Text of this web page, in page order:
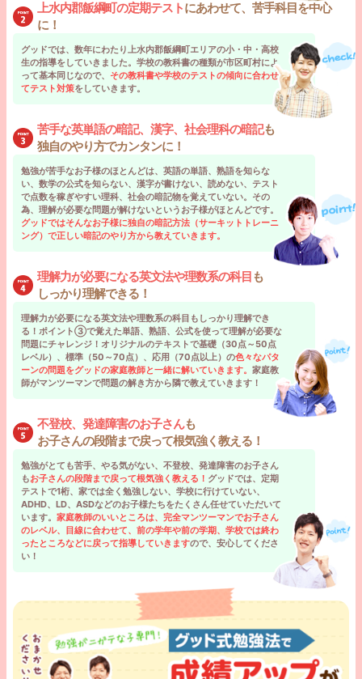
上水内郡飯綱町の定期テストにあわせて、苦手科目を中心
に！
グッドでは、数年にわたり上水内郡飯綱町エリアの小・中・高校
生の指導をしていきました。学校の教科書の種類が市区町村によ
って基本同じなので、 その教科書や学校のテストの傾向に合わせ
てテスト対策をしていきます。
苦手な英単語の暗記、漢字、社会理科の暗記も
独自のやり方でカンタンに！
勉強が苦手なお子様のほとんどは、英語の単語、熟語を知らな
い、数学の公式を知らない、漢字が書けない、読めない、テスト
で点数を稼ぎやすい理科、社会の暗記物を覚えていない。その
為、理解が必要な問題が解けないというお子様がほとんどです。
グッドではそんなお子様に独自の暗記方法（サーキットトレーニ
ング）で正しい暗記のやり方から教えていきます。
理解力が必要になる英文法や理数系の科目 も
しっかり理解できる！
理解力が必要になる英文法や理数系の科目もしっかり理解でき
る！ポイント③で覚えた単語、熟語、公式を使って理解が必要な
問題にチャレンジ！オリジナルのテキストで基礎（30点～50点
レベル）、標準（50～70点）、応用（70点以上）の色々なパタ
ーンの問題をグッドの家庭教師と一緒に解いていきます。 家庭教
師がマンツーマンで問題の解き方から隣で教えていきます！
不登校、発達障害のお子さんも
お子さんの段階まで戻って根気強く教える！
勉強がとても苦手、やる気がない、不登校、発達障害のお子さん
もお子さんの段階まで戻って根気強く教える！ グッドでは、定期
テストで1桁、家では全く勉強しない、学校に行けていない、
ADHD、LD、ASDなどのお子様たちをたくさん任せていただいて
います。 家庭教師のいいところは、完全マンツーマンでお子さん
のレベル、目線に合わせて、前の学年や前の学期、学校では終わ
ったところなどに戻って指導していきますので、安心してくださ
い！